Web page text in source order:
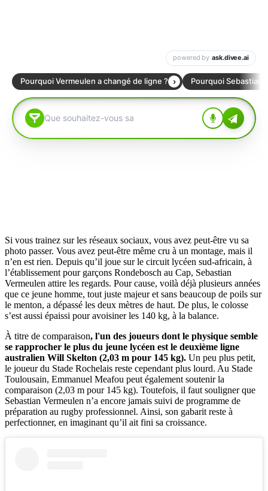
Si vous trainez sur les réseaux sociaux, vous avez peut-être vu sa
photo passer. Vous avez peut-être même cru à un montage, mais il
n’en est rien. Depuis qu’il joue sur le circuit lycéen sud-africain, à
l’établissement pour garçons Rondebosch au Cap, Sebastian
Vermeulen attire les regards. Pour cause, voilà déjà plusieurs années
que ce jeune homme, tout juste majeur et sans beaucoup de poils sur
le menton, a dépassé les deux mètres de haut. De plus, le colosse
s’est aussi épaissi pour avoisiner les 140 kg, à la balance.
À titre de comparaison, l'un des joueurs dont le physique semble
se rapprocher le plus du jeune lycéen est le deuxième ligne
australien Will Skelton (2,03 m pour 145 kg). Un peu plus petit,
le joueur du Stade Rochelais reste cependant plus lourd. Au Stade
Toulousain, Emmanuel Meafou peut également soutenir la
comparaison (2,03 m pour 145 kg). Toutefois, il faut souligner que
Sebastian Vermeulen n’a encore jamais suivi de programme de
préparation au rugby professionnel. Ainsi, son gabarit reste à
perfectionner, en imaginant qu’il ait fini sa croissance.